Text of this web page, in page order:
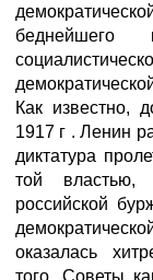
беднейшего
Как известно,
1917 г . Ленин
диктатура
той властью,
российской
оказалась
того, Советы